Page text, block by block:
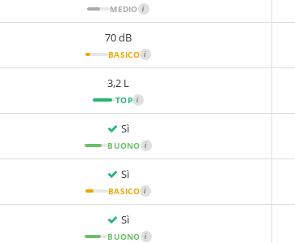
MEDIO i
70 dB
BASICO i
3,2 L
TOP i
Sì
BUONO i
Sì
BASICO i
Sì
BUONO i